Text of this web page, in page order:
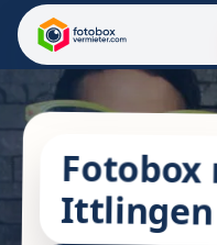
Fotobox
Ittlingen